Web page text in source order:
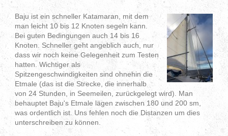
Baju ist ein schneller Katamaran, mit dem
man leicht 10 bis 12 Knoten segeln kann.
Bei guten Bedingungen auch 14 bis 16
Knoten. Schneller geht angeblich auch, nur
dass wir noch keine Gelegenheit zum Testen
hatten. Wichtiger als
Spitzengeschwindigkeiten sind ohnehin die
Etmale (das ist die Strecke, die innerhalb
von 24 Stunden, in Seemeilen, zurückgelegt wird). Man
behauptet Baju's Etmale lägen zwischen 180 und 200 sm,
was ordentlich ist. Uns fehlen noch die Distanzen um dies
unterschreiben zu können.